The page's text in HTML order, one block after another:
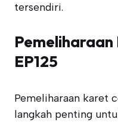
tersendiri.
EP125
Pemeliharaan karet
langkah penting